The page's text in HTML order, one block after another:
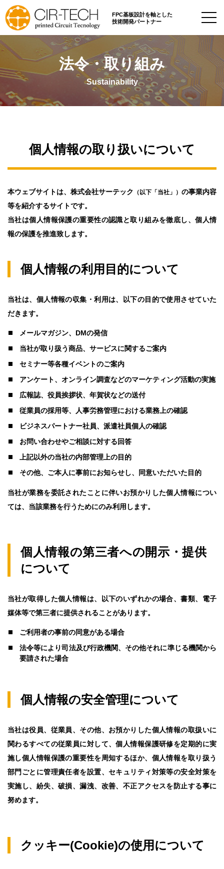
FPC基板設計を軸とした
技術開発パートナー
法令・取り組み
Sustainability
個人情報の取り扱いについて
本ウェブサイトは、株式会社サーテック （以下「当社」） の事業内容
等を紹介するサイトです。
当社は個人情報保護の重要性の認識と取り組みを徹底し、個人情
報の保護を推進致します。
個人情報の利用目的について
当社は、個人情報の収集・利用は、以下の目的で使用させていた
だきます。
メールマガジン、DMの発信
当社が取り扱う商品、サービスに関するご案内
セミナー等各種イベントのご案内
アンケート、オンライン調査などのマーケティング活動の実施
広報誌、役員挨拶状、年賀状などの送付
従業員の採用等、人事労務管理における業務上の確認
ビジネスパートナー社員、派遣社員個人の確認
お問い合わせやご相談に対する回答
上記以外の当社の内部管理上の目的
その他、ご本人に事前にお知らせし、同意いただいた目的
当社が業務を委託されたことに伴いお預かりした個人情報につい
ては、当該業務を行うためにのみ利用します。
個人情報の第三者への開示・提供
について
当社が取得した個人情報は、以下のいずれかの場合、書類、電子
媒体等で第三者に提供されることがあります。
ご利用者の事前の同意がある場合
法令等により司法及び行政機関、その他それに準じる機関から
要請された場合
個人情報の安全管理について
当社は役員、従業員、その他、お預かりした個人情報の取扱いに
関わるすべての従業員に対して、個人情報保護研修を定期的に実
施し個人情報保護の重要性を周知するほか、個人情報を取り扱う
部門ごとに管理責任者を設置、セキュリティ対策等の安全対策を
実施し、紛失、破損、漏洩、改善、不正アクセスを防止する事に
努めます。
クッキー(Cookie)の使用について